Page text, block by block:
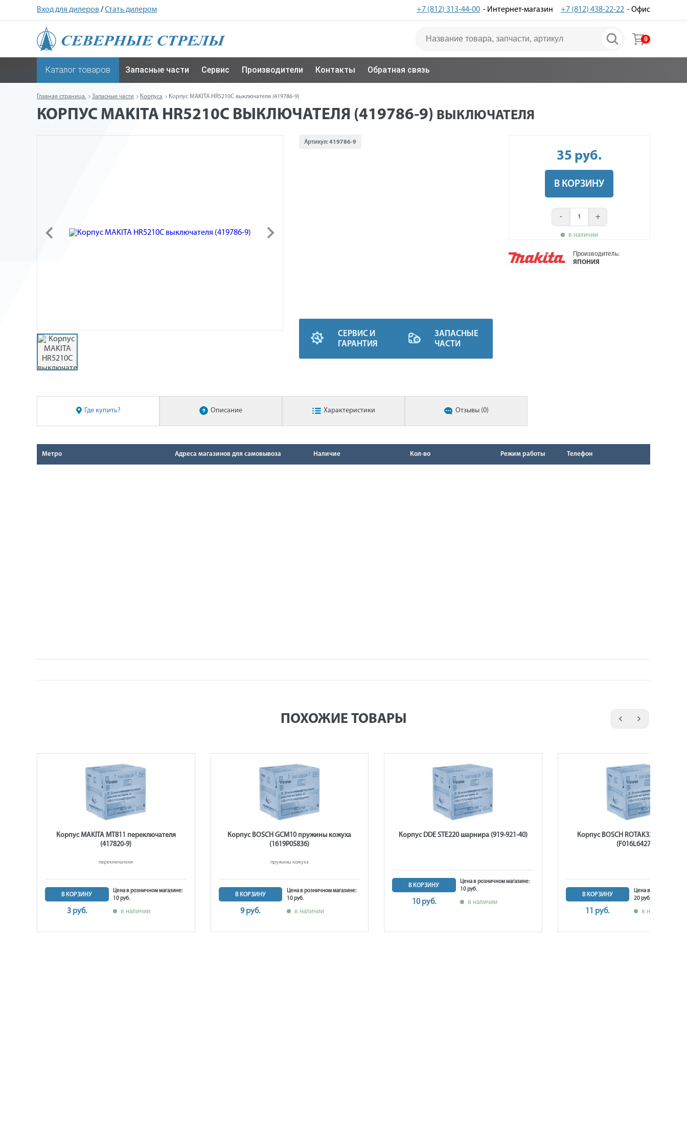
Вход для дилеров/Стать дилером +7 (812) 313-44-00 - Интернет-магазин +7 (812) 438-22-22 - Офис
0
Каталог товаров Запасные части Сервис Производители Контакты Обратная связь
Главная страница. Запасные части Корпуса Корпус MAKITA HR5210C выключателя (419786-9)
КОРПУС MAKITA HR5210C ВЫКЛЮЧАТЕЛЯ (419786-9) ВЫКЛЮЧАТЕЛЯ
Артикул:419786-9
СЕРВИС И
ГАРАНТИЯ
ЗАПАСНЫЕ
ЧАСТИ
35 руб.
В КОРЗИНУ
- +
в наличии
Производитель:
ЯПОНИЯ
Где купить? Описание Характеристики Отзывы (0)
Метро Адреса магазинов для самовывоза Наличие Кол-во Режим работы Телефон
ПОХОЖИЕ ТОВАРЫ
Корпус MAKITA MT811 переключателя
(417820-9)
переключателя
В КОРЗИНУ
3 руб.
Цена в розничном магазине:
10 руб.
в наличии
Корпус BOSCH GCM10 пружины кожуха
(1619P05836)
пружины кожуха
В КОРЗИНУ
9 руб.
Цена в розничном магазине:
10 руб.
в наличии
Корпус DDE STE220 шарнира (919-921-40)
В КОРЗИНУ
10 руб.
Цена в розничном магазине:
10 руб.
в наличии
Корпус BOSCH ROTAK32
(F016L64271)
В КОРЗИНУ
11 руб.
Цена в розничном
20 руб.
в наличии